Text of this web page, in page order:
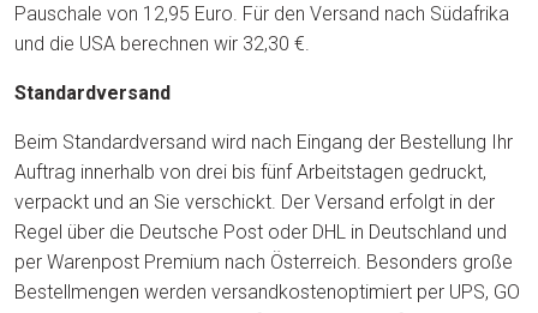
Pauschale von 12,95 Euro. Für den Versand nach Südafrika
und die USA berechnen wir 32,30 €.
Standardversand
Beim Standardversand wird nach Eingang der Bestellung Ihr
Auftrag innerhalb von drei bis fünf Arbeitstagen gedruckt,
verpackt und an Sie verschickt. Der Versand erfolgt in der
Regel über die Deutsche Post oder DHL in Deutschland und
per Warenpost Premium nach Österreich. Besonders große
Bestellmengen werden versandkostenoptimiert per UPS, GO